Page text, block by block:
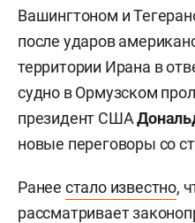
Вашингтоном и
после ударов
территории Ирана в
судно в Ормузском
президент США
новые переговоры со
Ранее стало известно,
рассматривает